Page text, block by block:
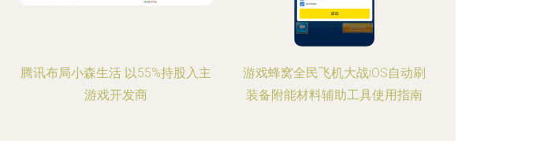
腾讯布局小森生活 以55%持股入主
游戏开发商
游戏蜂窝全民飞机大战iOS自动刷
装备附能材料辅助工具使用指南